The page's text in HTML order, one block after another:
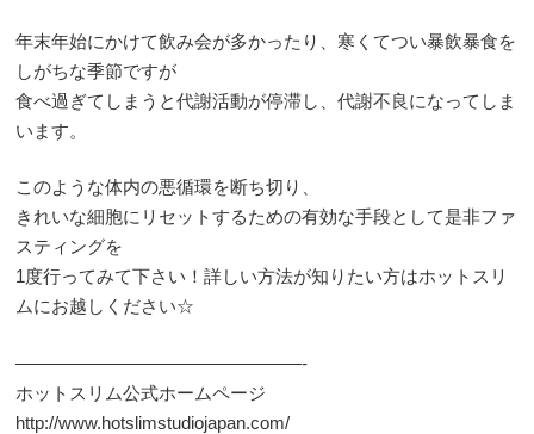
年末年始にかけて飲み会が多かったり、寒くてつい暴飲暴食を
しがちな季節ですが
食べ過ぎてしまうと代謝活動が停滞し、代謝不良になってしま
います。
このような体内の悪循環を断ち切り、
きれいな細胞にリセットするための有効な手段として是非ファ
スティングを
1度行ってみて下さい！詳しい方法が知りたい方はホットスリ
ムにお越しください☆
————————————————-
ホットスリム公式ホームページ
http://www.hotslimstudiojapan.com/